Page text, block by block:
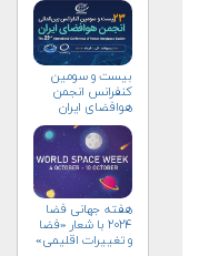
بیست و سومین
کنفرانس انجمن
هوافضای ايران
هفته جهانی فضا
۲۰۲۴ با شعار «فضا
و تغییرات اقلیمی»